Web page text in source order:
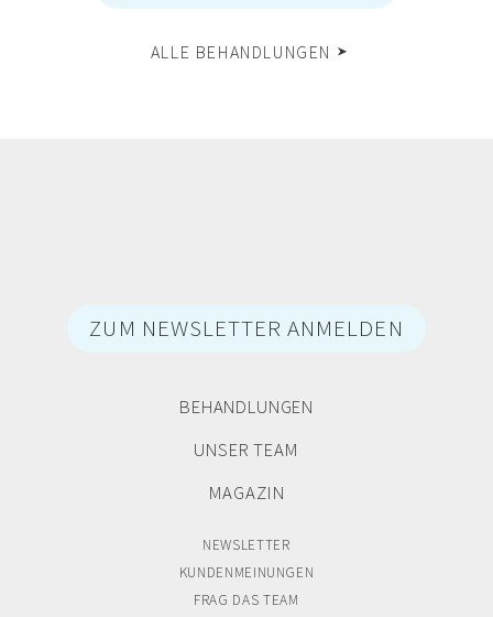
ALLE BEHANDLUNGEN
ZUM NEWSLETTER ANMELDEN
BEHANDLUNGEN
UNSER TEAM
MAGAZIN
NEWSLETTER
KUNDENMEINUNGEN
FRAG DAS TEAM